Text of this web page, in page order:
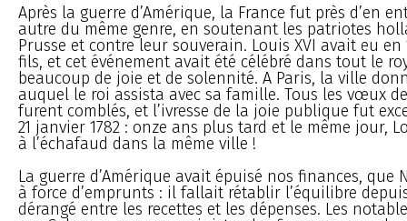
Après la guerre d’Amérique, la France fut près d’en
autre du même genre, en soutenant les patriotes
Prusse et contre leur souverain. Louis XVI avait eu en
fils, et cet événement avait été célébré dans tout le
beaucoup de joie et de solennité. A Paris, la ville
auquel le roi assista avec sa famille. Tous les vœux
furent comblés, et l’ivresse de la joie publique fut
21 janvier 1782 : onze ans plus tard et le même jour,
à l’échafaud dans la même ville !
La guerre d’Amérique avait épuisé nos finances, que
à force d’emprunts : il fallait rétablir l’équilibre
dérangé entre les recettes et les dépenses. Les